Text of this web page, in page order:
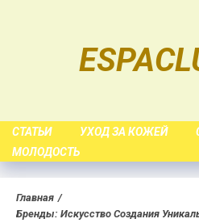
СТАТЬИ УХОД ЗА КОЖЕЙ
МОЛОДОСТЬ
Главная
Бренды: Искусство Создания